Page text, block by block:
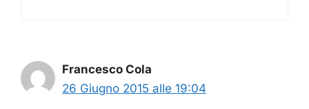
Francesco Cola
26 Giugno 2015 alle 19:04